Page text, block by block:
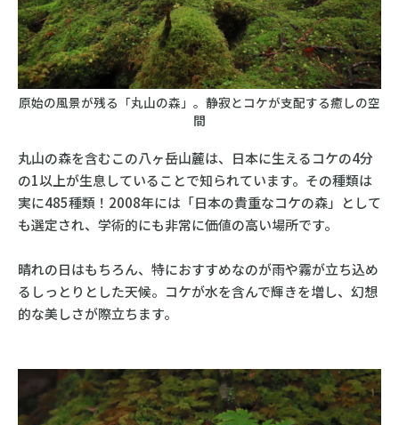
原始の風景が残る「丸山の森」。静寂とコケが支配する癒しの空
間
丸山の森を含むこの八ヶ岳山麓は、日本に生えるコケの4分
の1以上が生息していることで知られています。その種類は
実に485種類！2008年には「日本の貴重なコケの森」として
も選定され、学術的にも非常に価値の高い場所です。
晴れの日はもちろん、特におすすめなのが雨や霧が立ち込め
るしっとりとした天候。コケが水を含んで輝きを増し、幻想
的な美しさが際立ちます。